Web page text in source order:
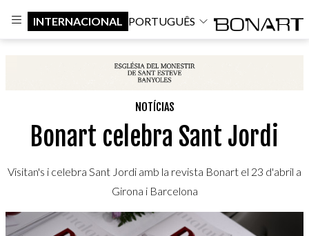
INTERNACIONAL PORTUGUÊS
NOTÍCIAS
Bonart celebra Sant Jordi
Visitan's i celebra Sant Jordi amb la revista Bonart el 23 d'abril a
Girona i Barcelona